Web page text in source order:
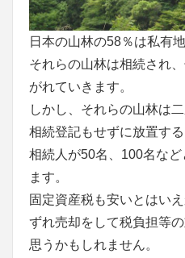
日本の山林の58％は私有
それらの山林は相続され
がれていきます。
しかし、それらの山林は
相続登記もせずに放置す
相続人が50名、100名な
ます。
固定資産税も安いとはい
ずれ売却をして税負担等
思うかもしれません。